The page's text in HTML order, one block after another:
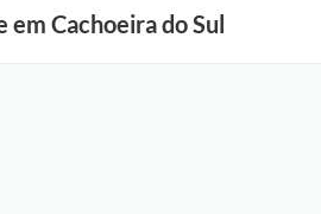
em Cachoeira do Sul